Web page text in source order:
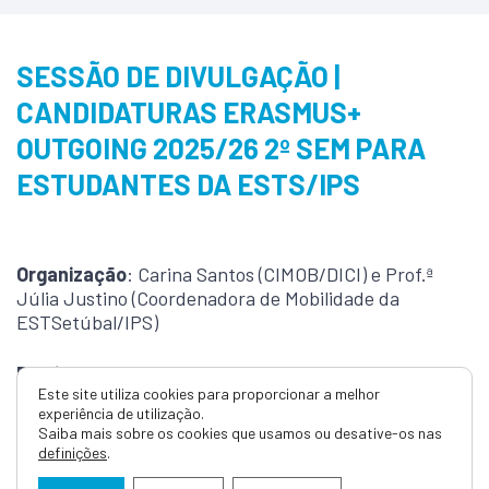
SESSÃO DE DIVULGAÇÃO |
CANDIDATURAS ERASMUS+
OUTGOING 2025/26 2º SEM PARA
ESTUDANTES DA ESTS/IPS
Organização: Carina Santos (CIMOB/DICI) e Prof.ª
Júlia Justino (Coordenadora de Mobilidade da
ESTSetúbal/IPS)
Público-alvo: Estudantes da ESTSetúbal/IPS e
demais interessados.
Data: 02 de junho de 2025
Este site utiliza cookies para proporcionar a melhor
experiência de utilização.
Saiba mais sobre os cookies que usamos ou desative-os nas
definições.